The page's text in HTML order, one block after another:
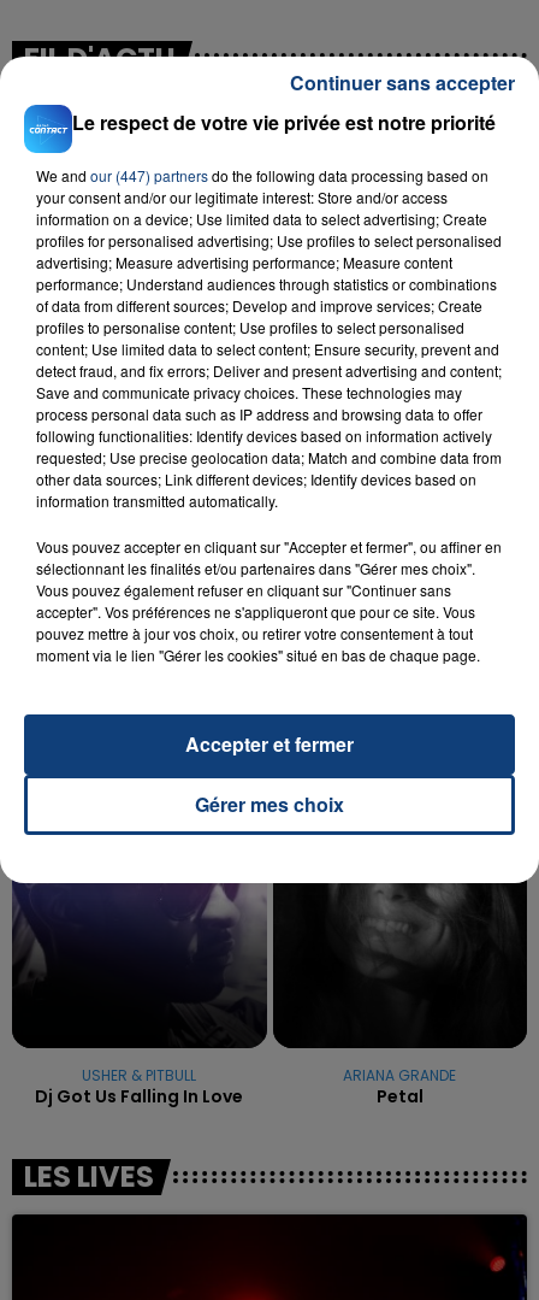
FIL D'ACTU
23 juillet 2026
INCENDIE MORTEL À LENS : UNE FEMME ET
SON BÉBÉ ENTRE LA VIE ET LA...
Un homme s'est immolé par le feu après avoir
aspergé sa compagne et leur bébé de trois mois
d'un liquide inflammable.
20 juillet 2026
UNE ADOLESCENTE DEVANT SE FAIRE
OPÉRER DE LA CHEVILLE RESSORT DE LA...
TITRES DIFFUSÉS
0h08
0h08
USHER & PITBULL
Dj Got Us Falling In Love
0h05
0h05
ARIANA GRANDE
Petal
LES LIVES
Le respect de votre vie privée est notre priorité
We and our (447) partnersdo the following data processing based on
your consent and/or our legitimate interest: Store and/or access
information on a device; Use limited data to select advertising; Create
profiles for personalised advertising; Use profiles to select personalised
advertising; Measure advertising performance; Measure content
performance; Understand audiences through statistics or combinations
of data from different sources; Develop and improve services; Create
profiles to personalise content; Use profiles to select personalised
content; Use limited data to select content; Ensure security, prevent and
detect fraud, and fix errors; Deliver and present advertising and content;
Save and communicate privacy choices. These technologies may
process personal data such as IP address and browsing data to offer
following functionalities: Identify devices based on information actively
requested; Use precise geolocation data; Match and combine data from
other data sources; Link different devices; Identify devices based on
information transmitted automatically.
Vous pouvez accepter en cliquant sur "Accepter et fermer", ou affiner en
sélectionnant les finalités et/ou partenaires dans "Gérer mes choix".
Vous pouvez également refuser en cliquant sur "Continuer sans
accepter". Vos préférences ne s'appliqueront que pour ce site. Vous
pouvez mettre à jour vos choix, ou retirer votre consentement à tout
moment via le lien "Gérer les cookies" situé en bas de chaque page.
Gérer mes choix
Accepter et fermer
Continuer sans accepter